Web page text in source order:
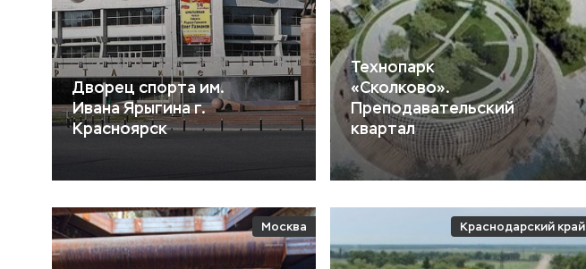
Дворец спорта им.
Ивана Ярыгина г.
Красноярск
Технопарк
«Сколково».
Преподавательский
квартал
Москва Краснодарский край